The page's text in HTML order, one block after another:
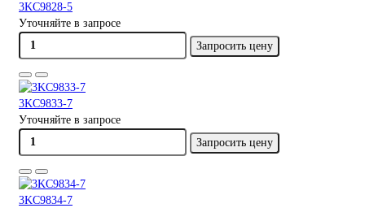
3KC9828-5
Уточняйте в запросе
Запросить цену
3KC9833-7
Уточняйте в запросе
Запросить цену
3KC9834-7